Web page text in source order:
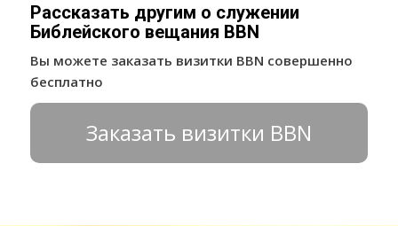
Рассказать другим о служении
Библейского вещания BBN
Вы можете заказать визитки BBN совершенно
бесплатно
Заказать визитки BBN